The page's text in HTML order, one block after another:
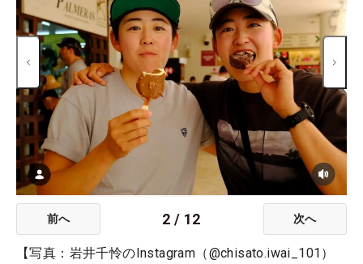
前へ 2 / 12 次へ
【写真：岩井千怜のInstagram（@chisato.iwai_101）